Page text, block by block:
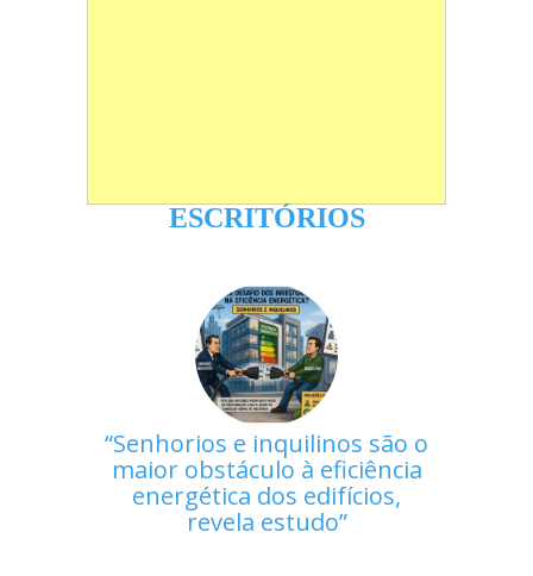
ESCRITÓRIOS
Senhorios e inquilinos são o
maior obstáculo à eficiência
energética dos edifícios,
revela estudo